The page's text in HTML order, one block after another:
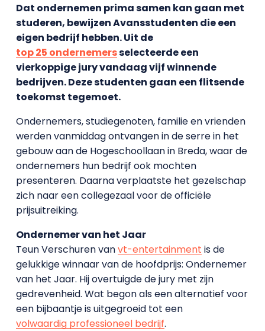
Dat ondernemen prima samen kan gaan met
studeren, bewijzen Avansstudenten die een
eigen bedrijf hebben. Uit de
top 25 ondernemersselecteerde een
vierkoppige jury vandaag vijf winnende
bedrijven. Deze studenten gaan een flitsende
toekomst tegemoet.
Ondernemers, studiegenoten, familie en vrienden
werden vanmiddag ontvangen in de serre in het
gebouw aan de Hogeschoollaan in Breda, waar de
ondernemers hun bedrijf ook mochten
presenteren. Daarna verplaatste het gezelschap
zich naar een collegezaal voor de officiële
prijsuitreiking.
Ondernemer van het Jaar
Teun Verschuren vanvt-entertainment is de
gelukkige winnaar van de hoofdprijs: Ondernemer
van het Jaar. Hij overtuigde de jury met zijn
gedrevenheid. Wat begon als een alternatief voor
een bijbaantje is uitgegroeid tot een
volwaardig professioneel bedrijf.